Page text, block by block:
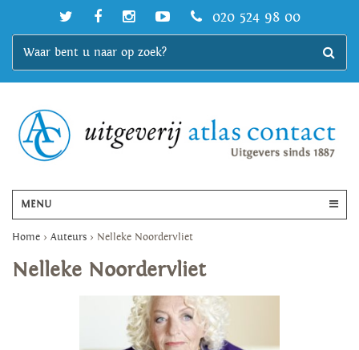
020 524 98 00
MENU
Home > Auteurs > Nelleke Noordervliet
Nelleke Noordervliet